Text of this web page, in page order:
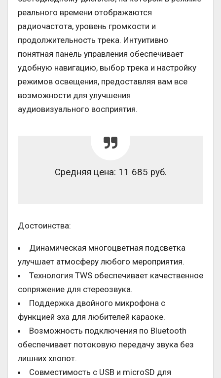
реального времени отображаются
радиочастота, уровень громкости и
продолжительность трека. Интуитивно
понятная панель управления обеспечивает
удобную навигацию, выбор трека и настройку
режимов освещения, предоставляя вам все
возможности для улучшения
аудиовизуального восприятия.
Средняя цена: 11 685 руб.
Достоинства:
Динамическая многоцветная подсветка
улучшает атмосферу любого мероприятия.
Технология TWS обеспечивает качественное
сопряжение для стереозвука.
Поддержка двойного микрофона с
функцией эха для любителей караоке.
Возможность подключения по Bluetooth
обеспечивает потоковую передачу звука без
лишних хлопот.
Совместимость с USB и microSD для